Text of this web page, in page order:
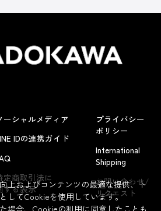
よくあるお問い合わせ
ーシャルメディア
IDの連携ガイド
定商取引法に
する表示
プライバシー
ポリシー
International
Shipping
お問い合わせ/
リクエスト
上およびコンテンツの最適な提供、ト
してCookieを使用しています。